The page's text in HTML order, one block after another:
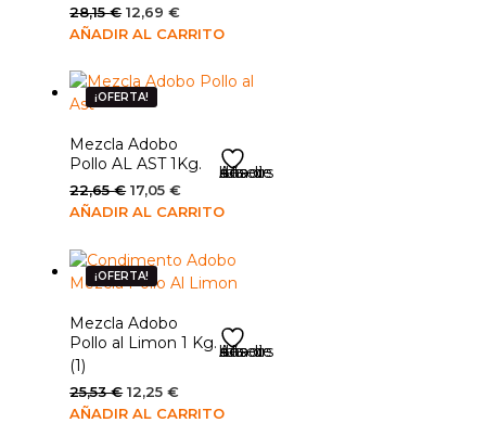
28,15€ El
precio
era:
28,15 €.
12,69€El
precio
es:
AÑADIR AL CARRITO
¡OFERTA!
Añadir a la lista de deseos
Mezcla Adobo
Pollo AL AST 1Kg.
22,65€ El
precio
22,65 €.
17,05€El
precio
es:
17,05 €.
AÑADIR AL CARRITO
¡OFERTA!
Añadir a la lista de deseos
Mezcla Adobo
Pollo al Limon 1 Kg.
(1)
25,53€ El
precio
12,25€El
precio
AÑADIR AL CARRITO